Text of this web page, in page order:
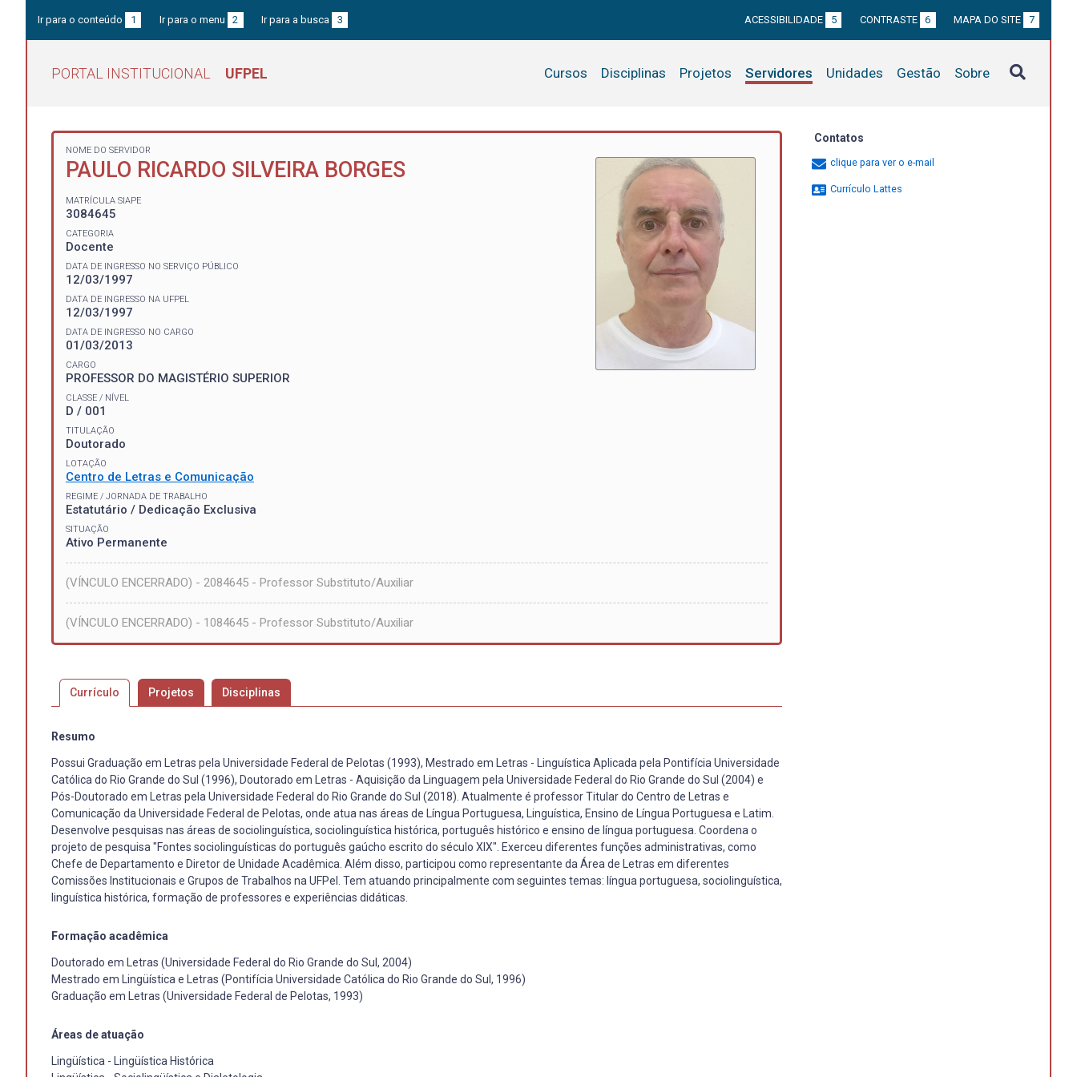
Ir para o conteúdo 1 Ir para o menu 2 Ir para a busca 3 ACESSIBILIDADE 5 CONTRASTE 6 MAPA DO SITE 7
PORTAL INSTITUCIONAL UFPEL Cursos Disciplinas Projetos Servidores Unidades Gestão Sobre
NOME DO SERVIDOR
PAULO RICARDO SILVEIRA BORGES
MATRÍCULA SIAPE
3084645
CATEGORIA
Docente
DATA DE INGRESSO NO SERVIÇO PÚBLICO
12/03/1997
DATA DE INGRESSO NA UFPEL
12/03/1997
DATA DE INGRESSO NO CARGO
01/03/2013
CARGO
PROFESSOR DO MAGISTÉRIO SUPERIOR
CLASSE / NÍVEL
D / 001
TITULAÇÃO
Doutorado
LOTAÇÃO
Centro de Letras e Comunicação
REGIME / JORNADA DE TRABALHO
Estatutário / Dedicação Exclusiva
SITUAÇÃO
Ativo Permanente
(VÍNCULO ENCERRADO) - 2084645 - Professor Substituto/Auxiliar
(VÍNCULO ENCERRADO) - 1084645 - Professor Substituto/Auxiliar
Currículo Projetos Disciplinas
Resumo
Possui Graduação em Letras pela Universidade Federal de Pelotas (1993), Mestrado em Letras - Linguística Aplicada pela Pontifícia Universidade
Católica do Rio Grande do Sul (1996), Doutorado em Letras - Aquisição da Linguagem pela Universidade Federal do Rio Grande do Sul (2004) e
Pós-Doutorado em Letras pela Universidade Federal do Rio Grande do Sul (2018). Atualmente é professor Titular do Centro de Letras e
Comunicação da Universidade Federal de Pelotas, onde atua nas áreas de Língua Portuguesa, Linguística, Ensino de Língua Portuguesa e Latim.
Desenvolve pesquisas nas áreas de sociolinguística, sociolinguística histórica, português histórico e ensino de língua portuguesa. Coordena o
projeto de pesquisa "Fontes sociolinguísticas do português gaúcho escrito do século XIX". Exerceu diferentes funções administrativas, como
Chefe de Departamento e Diretor de Unidade Acadêmica. Além disso, participou como representante da Área de Letras em diferentes
Comissões Institucionais e Grupos de Trabalhos na UFPel. Tem atuando principalmente com seguintes temas: língua portuguesa, sociolinguística,
linguística histórica, formação de professores e experiências didáticas.
Formação acadêmica
Doutorado em Letras (Universidade Federal do Rio Grande do Sul, 2004)
Mestrado em Lingüística e Letras (Pontifícia Universidade Católica do Rio Grande do Sul, 1996)
Graduação em Letras (Universidade Federal de Pelotas, 1993)
Áreas de atuação
Lingüística - Lingüística Histórica
Contatos
clique para ver o e-mail
Currículo Lattes